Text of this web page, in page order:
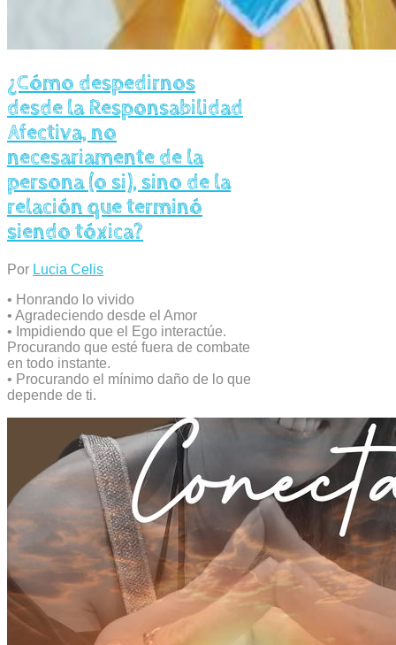
¿Cómo despedirnos
desde la Responsabilidad
Afectiva, no
necesariamente de la
persona (o si), sino de la
relación que terminó
siendo tóxica?
Por Lucia Celis
• Honrando lo vivido
• Agradeciendo desde el Amor
• Impidiendo que el Ego interactúe.
Procurando que esté fuera de combate
en todo instante.
• Procurando el mínimo daño de lo que
depende de ti.